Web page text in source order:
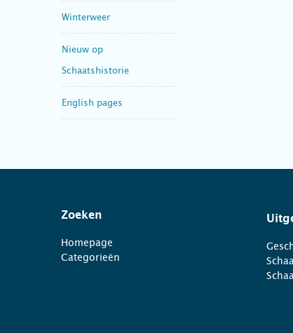
Winterweer
Nieuw op
Schaatshistorie
English pages
Zoeken
Homepage
Categorieën